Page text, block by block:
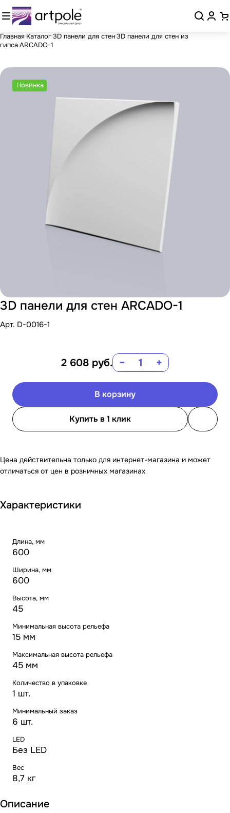
Главная Каталог3D панели для стен3D панели для стен из
гипсаARCADO-1
Новинка
3D панели для стен ARCADO-1
Арт. D-0016-1
2 608 руб. − +
В корзину
Купить в 1 клик
Цена действительна только для интернет-магазина и может
отличаться от цен в розничных магазинах
Характеристики
Длина, мм
600
Ширина, мм
600
Высота, мм
45
Минимальная высота рельефа
15 мм
Максимальная высота рельефа
45 мм
Количество в упаковке
1 шт.
Минимальный заказ
6 шт.
LED
Без LED
Вес
8,7 кг
Описание